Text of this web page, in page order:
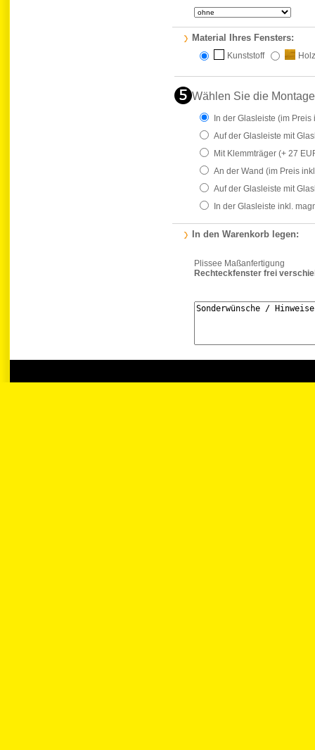
Material Ihres Fensters:
Kunststoff Holz
Wählen Sie die
In der Glasleiste (im Preis
Auf der Glasleiste mit
Mit Klemmträger (+ 27
An der Wand (im Preis
Auf der Glasleiste mit
In der Glasleiste inkl.
In den Warenkorb legen:
Plissee Maßanfertigung
Rechteckfenster frei